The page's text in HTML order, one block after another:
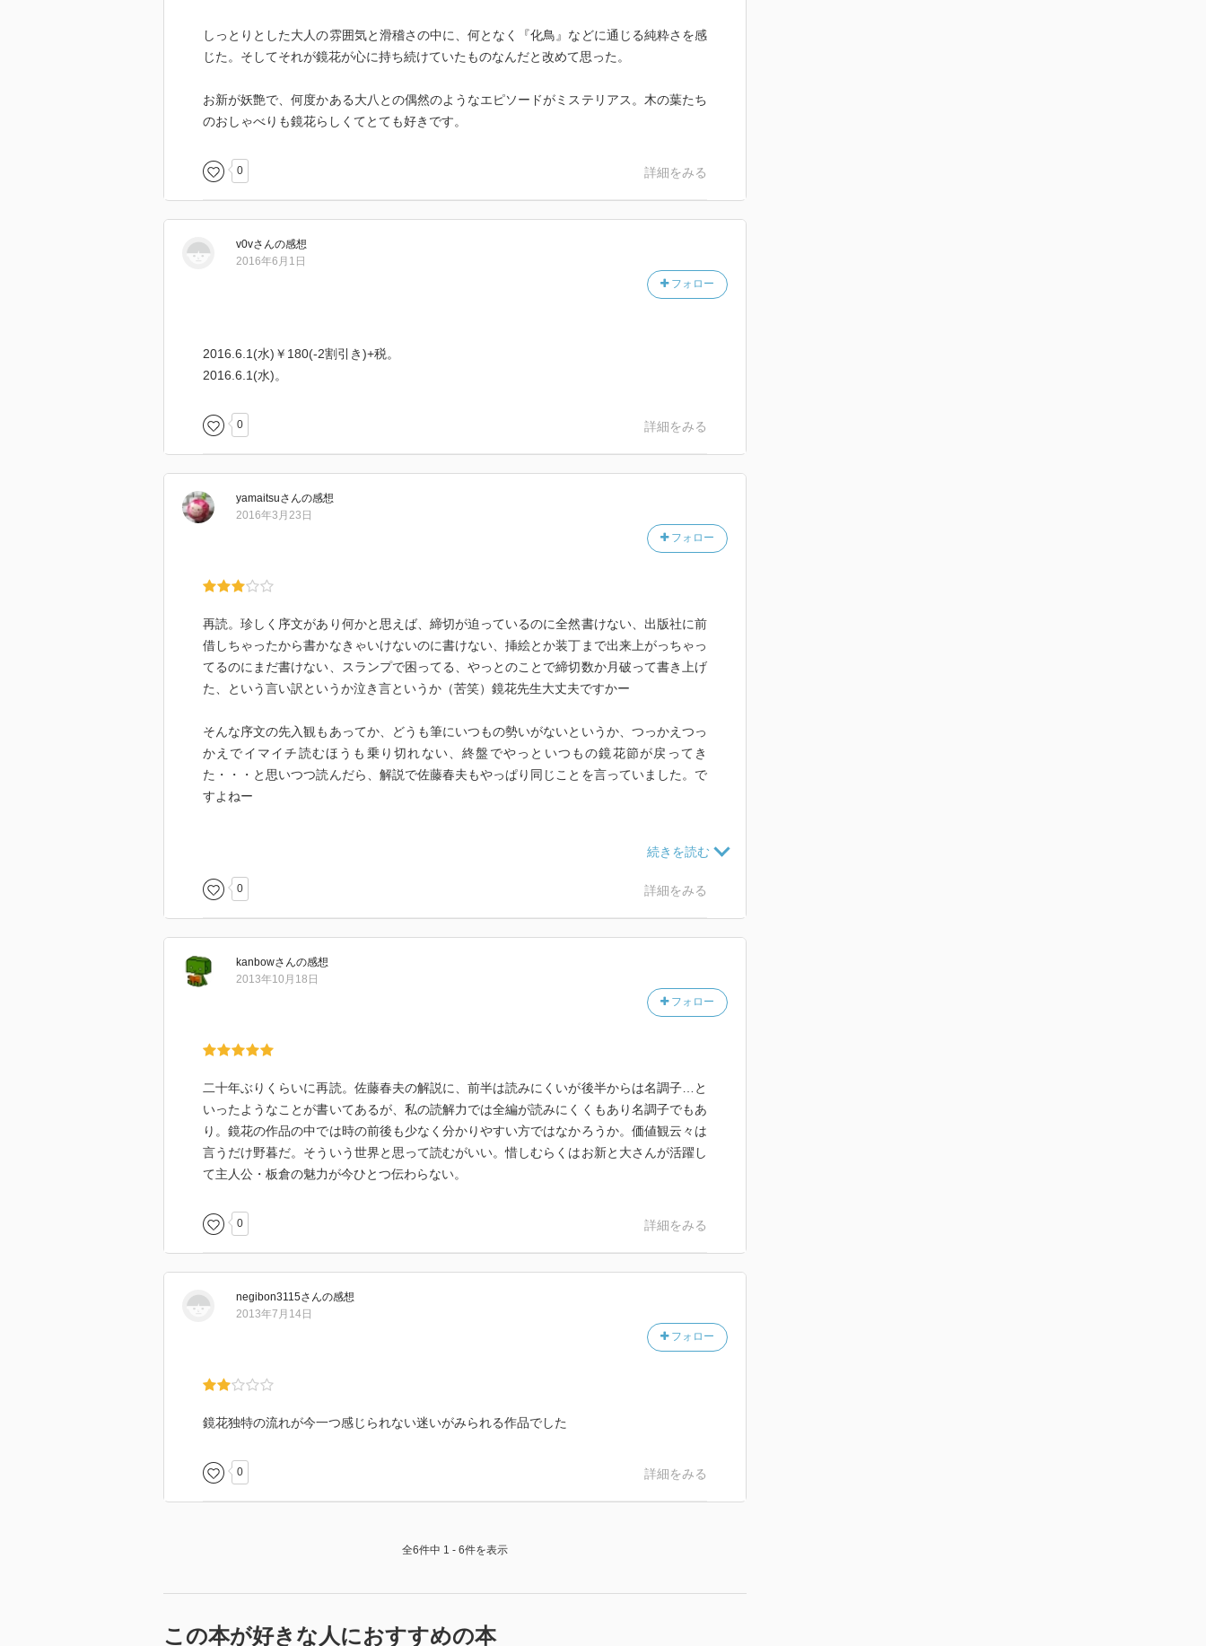
しっとりとした大人の雰囲気と滑稽さの中に、何となく『化鳥』などに通じる純粋さを感
じた。そしてそれが鏡花が心に持ち続けていたものなんだと改めて思った。
お新が妖艶で、何度かある大八との偶然のようなエピソードがミステリアス。木の葉たち
のおしゃべりも鏡花らしくてとても好きです。
0 詳細をみる
v0vさんの感想
フォロー
2016年6月1日
2016.6.1(水)￥180(-2割引き)+税。
2016.6.1(水)。
0 詳細をみる
yamaitsuさんの感想
フォロー
2016年3月23日
再読。珍しく序文があり何かと思えば、締切が迫っているのに全然書けない、出版社に前
借しちゃったから書かなきゃいけないのに書けない、挿絵とか装丁まで出来上がっちゃっ
てるのにまだ書けない、スランプで困ってる、やっとのことで締切数か月破って書き上げ
た、という言い訳というか泣き言というか（苦笑）鏡花先生大丈夫ですかー
そんな序文の先入観もあってか、どうも筆にいつもの勢いがないというか、つっかえつっ
かえでイマイチ読むほうも乗り切れない、終盤でやっといつもの鏡花節が戻ってき
た・・・と思いつつ読んだら、解説で佐藤春夫もやっぱり同じことを言っていました。で
すよねー
以上に解り辛くエピソードの順番が把握しきれない。基本は芸者・照吉と板倉という男の
恋愛ものなのだけど、相変わらず鏡花は女性ばかり気風が良くて魅力的で、男のほうの魅
力はとんと伝わってこないので、本作ではとくに、ほんとにその男でいいの？感が否めな
芸者の貞操観念というのも現代人には理解がむつかしいなあ。現代に置き換えたら、惚れ
た女をキャバクラで働かせておきながら、他の男には指一本触れさせるなみたいなことで
しょ？そこまで嫉妬するならお前が彼女を働かせないくらい稼いでこいよこの甲斐性な
だった。
0 詳細をみる
kanbowさんの感想
フォロー
2013年10月18日
二十年ぶりくらいに再読。佐藤春夫の解説に、前半は読みにくいが後半からは名調子…と
いったようなことが書いてあるが、私の読解力では全編が読みにくくもあり名調子でもあ
り。鏡花の作品の中では時の前後も少なく分かりやすい方ではなかろうか。価値観云々は
言うだけ野暮だ。そういう世界と思って読むがいい。惜しむらくはお新と大さんが活躍し
て主人公・板倉の魅力が今ひとつ伝わらない。
0 詳細をみる
negibon3115さんの感想
フォロー
2013年7月14日
鏡花独特の流れが今一つ感じられない迷いがみられる作品でした
0 詳細をみる
全6件中 1 - 6件を表示
この本が好きな人におすすめの本